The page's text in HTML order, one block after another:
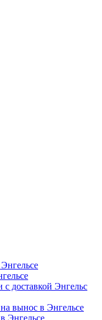
доставкой Энгельс
вынос в Энгельсе
Энгельсе